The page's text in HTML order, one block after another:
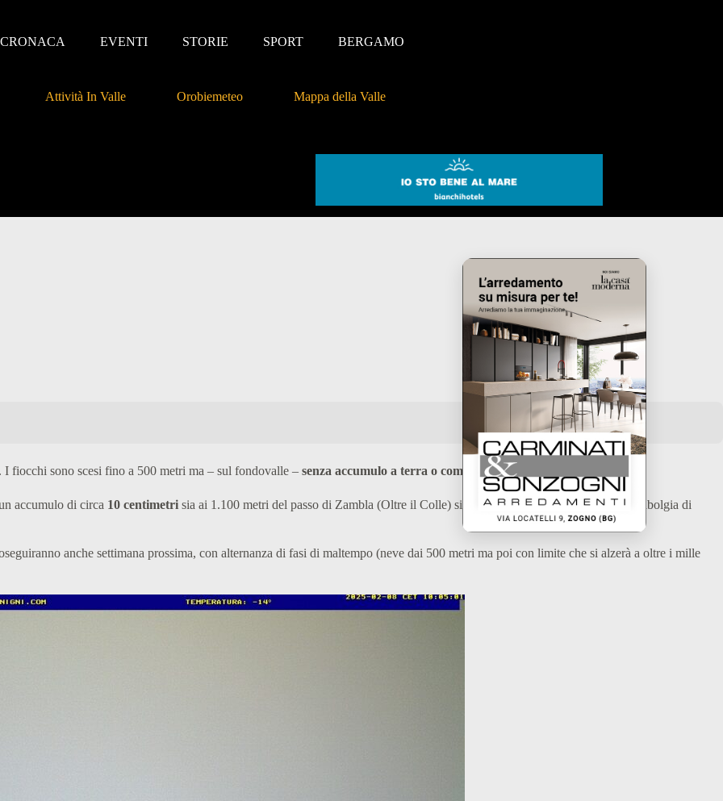
CRONACA EVENTI STORIE SPORT BERGAMO
Attività In Valle Orobiemeteo Mappa della Valle
I fiocchi sono scesi fino a 500 metri ma – sul fondovalle – senza accumulo a terra o comunque sulle strade carrabili.
accumulo di circa 10 centimetri sia ai 1.100 metri del passo di Zambla (Oltre il Colle) sia ai quasi 2.000 metri del lago Fregabolgia di
anche settimana prossima, con alternanza di fasi di maltempo (neve dai 500 metri ma poi con limite che si alzerà a oltre i mille